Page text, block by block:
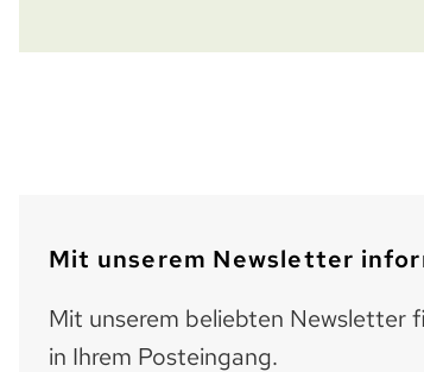
Mit unserem Newsletter
Mit unserem beliebten Newsletter
in Ihrem Posteingang.